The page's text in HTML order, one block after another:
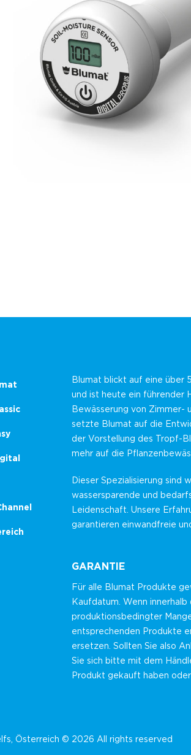
Blumat blickt auf eine über
und ist heute ein führender
Bewässerung von Zimmer-
setzte Blumat auf die
der Vorstellung des Tropf-
mehr auf die
Dieser Spezialisierung sind
wassersparende und
Leidenschaft. Unsere
garantieren einwandfreie
GARANTIE
Für alle Blumat Produkte
Kaufdatum. Wenn
produktionsbedingter
entsprechenden Produkte
ersetzen. Sollten Sie also
Sie sich bitte mit dem
Produkt gekauft haben
Österreich © 2026 All rights reserved